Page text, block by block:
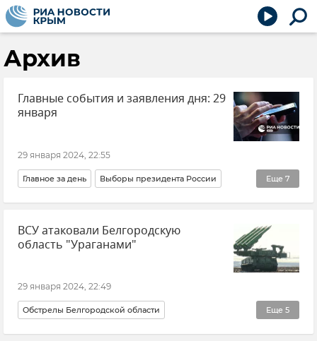
Архив
Главные события и заявления дня: 29
января
29 января 2024, 22:55
Еще 7
Главное за день Выборы президента России
Владимир Путин (политик) Николай Лукашенко
Россия Белоруссия Украина Новости
ВСУ атаковали Белгородскую
область "Ураганами"
29 января 2024, 22:49
Еще 5
Обстрелы Белгородской области
Белгородская область